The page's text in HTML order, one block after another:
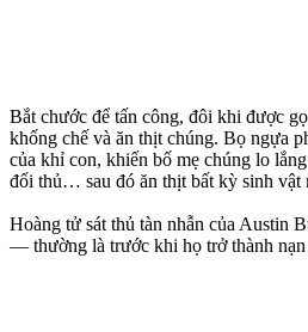
Bắt chước để tấn công, đôi khi được
khống chế và ăn thịt chúng. Bọ ngựa
của khỉ con, khiến bố mẹ chúng lo
đối thủ… sau đó ăn thịt bất kỳ sinh vật
Hoàng tử sát thủ tàn nhẫn của Austin
— thường là trước khi họ trở thành nạn